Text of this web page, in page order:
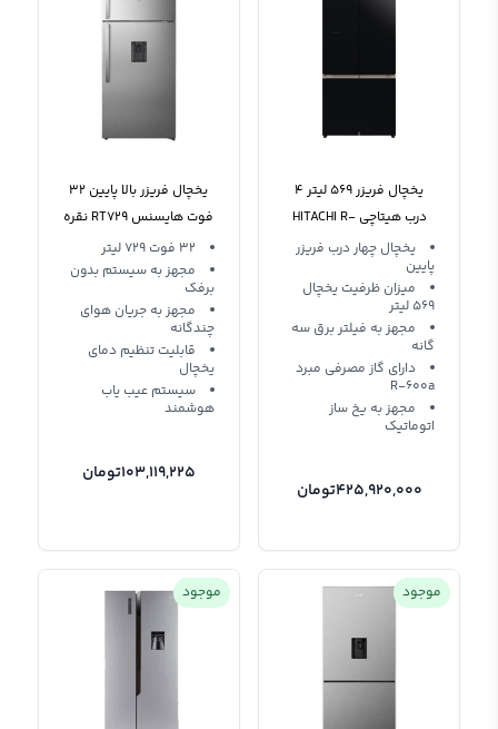
یخچال فریزر 569 لیتر 4
درب هیتاچی HITACHI R-
WB720
یخچال چهار درب فریزر
پایین
میزان ظرفیت یخچال
569 لیتر
مجهز به فیلتر برق سه
گانه
دارای گاز مصرفی مبرد
R-600a
مجهز به یخ ساز
اتوماتیک
425,920,000تومان
یخچال فریزر بالا پایین 32
فوت هایسنس RT729 نقره
ای 2022
32 فوت 729 لیتر
مجهز به سیستم بدون
برفک
مجهز به جریان هوای
چندگانه
قابلیت تنظیم دمای
یخچال
سیستم عیب یاب
هوشمند
103,119,225تومان
موجود موجود